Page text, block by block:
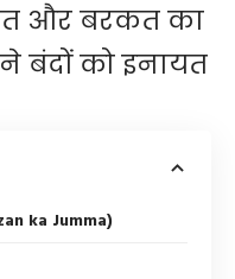
और बरकत का
बंदों को इनायत
ka Jumma)